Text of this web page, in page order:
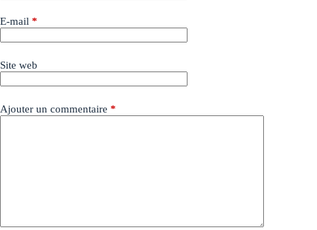
E-mail *
Site web
Ajouter un commentaire *